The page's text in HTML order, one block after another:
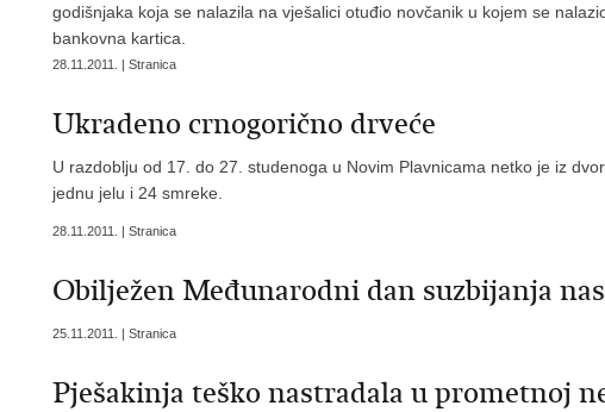
godišnjaka koja se nalazila na vješalici otuđio novčanik u kojem se
bankovna kartica.
28.11.2011. | Stranica
Ukradeno crnogorično drveće
U razdoblju od 17. do 27. studenoga u Novim Plavnicama netko je iz
jednu jelu i 24 smreke.
28.11.2011. | Stranica
Obilježen Međunarodni dan suzbijanja
25.11.2011. | Stranica
Pješakinja teško nastradala u prometnoj